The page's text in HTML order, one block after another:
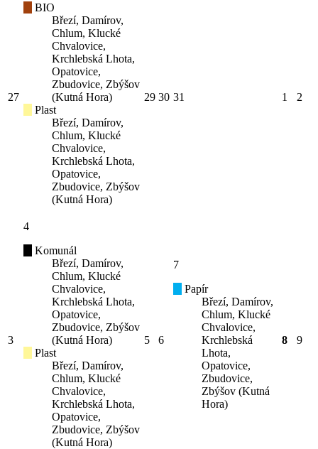
27
BIO
Březí, Damírov,
Chlum, Klucké
Chvalovice,
Krchlebská Lhota,
Opatovice,
Zbudovice, Zbýšov
(Kutná Hora)
Plast
Březí, Damírov,
Chlum, Klucké
Chvalovice,
Krchlebská Lhota,
Opatovice,
Zbudovice, Zbýšov
(Kutná Hora)
29 30 31 1 2
3
4
Komunál
Březí, Damírov,
Chlum, Klucké
Chvalovice,
Krchlebská Lhota,
Opatovice,
Zbudovice, Zbýšov
(Kutná Hora)
Plast
Březí, Damírov,
Chlum, Klucké
Chvalovice,
Krchlebská Lhota,
Opatovice,
Zbudovice, Zbýšov
(Kutná Hora)
5 6
7
Papír
Březí, Damírov,
Chlum, Klucké
Chvalovice,
Krchlebská
Lhota,
Opatovice,
Zbudovice,
Zbýšov (Kutná
Hora)
8 9